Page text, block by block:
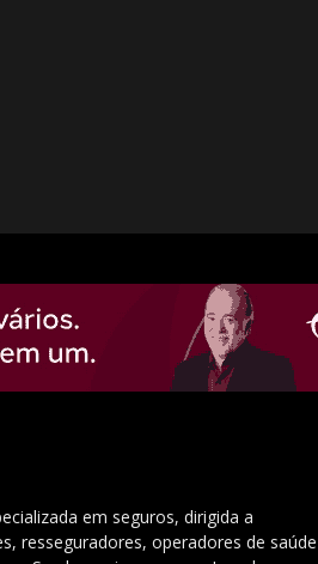
em seguros, dirigida a
resseguradores, operadores de saúde